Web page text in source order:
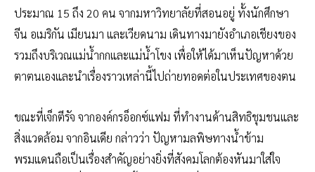
ประมาณ 15 ถึง 20 คน จากมหาวิทยาลัยที่สอนอยู่ ทั้งนักศึกษา
จีน อเมริกัน เมียนมา และเวียดนาม เดินทางมายังอำเภอเชียงของ
รวมถึงบริเวณแม่น้ำกกและแม่น้ำโขง เพื่อให้ได้มาเห็นปัญหาด้วย
ตาตนเองและนำเรื่องราวเหล่านี้ไปถ่ายทอดต่อในประเทศของตน
ขณะที่เจ็กตีรัจ จากองค์กรอ็อกซ์แฟม ที่ทำงานด้านสิทธิชุมชนและ
สิ่งแวดล้อม จากอินเดีย กล่าวว่า ปัญหามลพิษทางน้ำข้าม
พรมแดนถือเป็นเรื่องสำคัญอย่างยิ่งที่สังคมโลกต้องหันมาใส่ใจ